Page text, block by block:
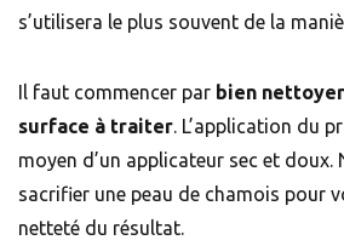
s’utilisera le plus souvent de la
Il faut commencer par bien
surface à traiter. L’application du
moyen d’un applicateur sec et doux.
sacrifier une peau de chamois pour
netteté du résultat.